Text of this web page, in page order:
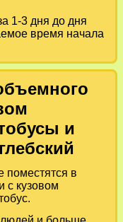
1-3 дня до дня
время начала
и
поместятся в
с кузовом